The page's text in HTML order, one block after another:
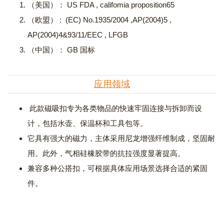
（美国）： US FDA , califomia proposition65
（欧盟） : (EC) No.1935/2004 ,AP(2004)5 ,
AP(2004)4&93/11/EEC , LFGB
（中国）： GB 国标
应用领域
此款磁吸扣专为各类物品的快速牢固连接与拆卸而设
计，包括水壶、保温杯和工具包等。
它具有强大的磁力，主体采用尼龙增强纤维制成，坚固耐
用。此外，气相硅橡胶带的抗拉强度显著提高。
兼容多种公搭扣，可根据具体应用场景选择合适的紧固
件。